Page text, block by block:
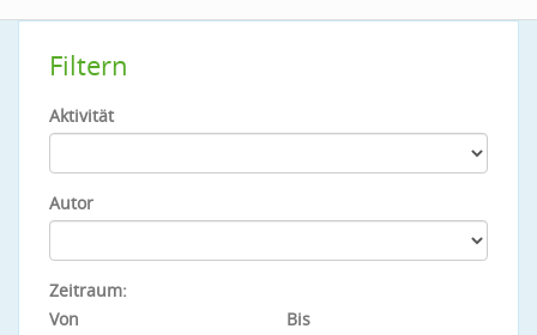
Filtern
Aktivität
Autor
Zeitraum:
Von
Bis